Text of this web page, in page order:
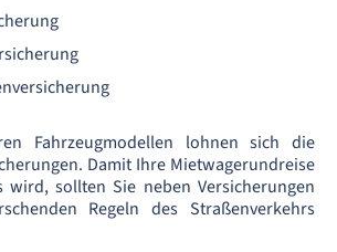
Fahrzeugmodellen lohnen sich die
Damit Ihre Mietwagerundreise
wird, sollten Sie neben Versicherungen
Regeln des Straßenverkehrs